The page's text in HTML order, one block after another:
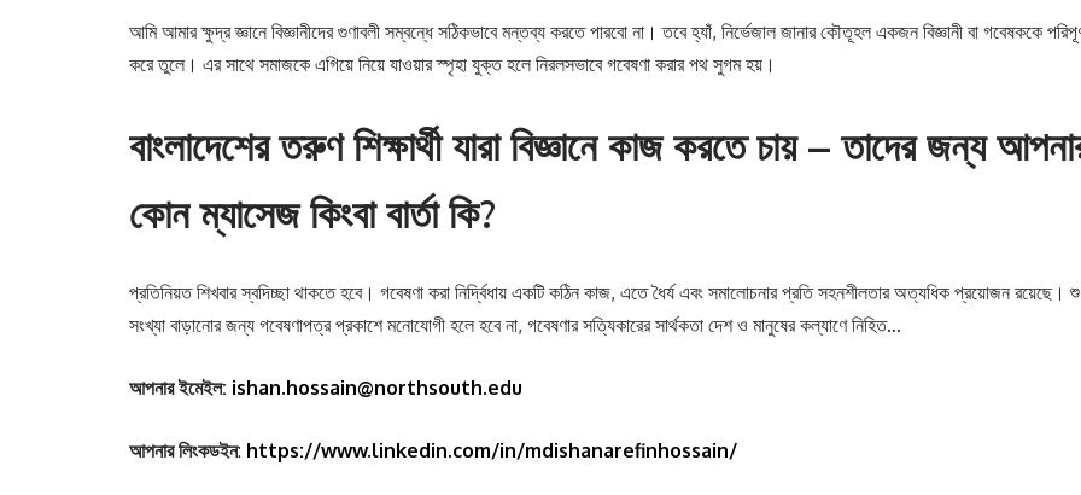
আমি আমার ক্ষুদ্র জ্ঞানে বিজ্ঞানীদের গুণাবলী সম্বন্ধে সঠিকভাবে মন্তব্য করতে পারবো না। তবে হ্যাঁ, নির্ভেজাল জানার কৌতূহল একজন বিজ্ঞানী বা গবেষককে
করে তুলে। এর সাথে সমাজকে এগিয়ে নিয়ে যাওয়ার স্পৃহা যুক্ত হলে নিরলসভাবে গবেষণা করার পথ সুগম হয়।
বাংলাদেশের তরুণ শিক্ষার্থী যারা বিজ্ঞানে কাজ করতে চায় – তাদের জন্য
কোন ম্যাসেজ কিংবা বার্তা কি?
প্রতিনিয়ত শিখবার স্বদিচ্ছা থাকতে হবে। গবেষণা করা নির্দ্বিধায় একটি কঠিন কাজ, এতে ধৈর্য এবং সমালোচনার প্রতি সহনশীলতার অত্যধিক প্রয়োজন রয়েছে।
সংখ্যা বাড়ানোর জন্য গবেষণাপত্র প্রকাশে মনোযোগী হলে হবে না, গবেষণার সত্যিকারের সার্থকতা দেশ ও মানুষের কল্যাণে নিহিত…
আপনার ইমেইল: ishan.hossain@northsouth.edu
আপনার লিংকডইন: https://www.linkedin.com/in/mdishanarefinhossain/